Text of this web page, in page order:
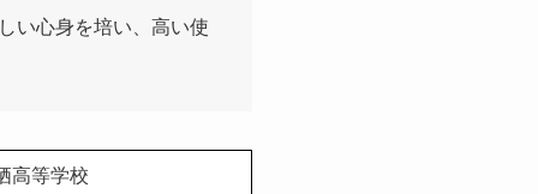
い心身を培い、高い使
高等学校